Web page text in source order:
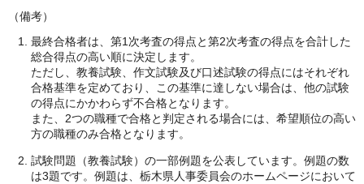
（備考）
最終合格者は、第1次考査の得点と第2次考査の得点を合計した
総合得点の高い順に決定します。
ただし、教養試験、作文試験及び口述試験の得点にはそれぞれ
合格基準を定めており、この基準に達しない場合は、他の試験
の得点にかかわらず不合格となります。
また、2つの職種で合格と判定される場合には、希望順位の高い
方の職種のみ合格となります。
試験問題（教養試験）の一部例題を公表しています。例題の数
は3題です。例題は、栃木県人事委員会のホームページにおいて